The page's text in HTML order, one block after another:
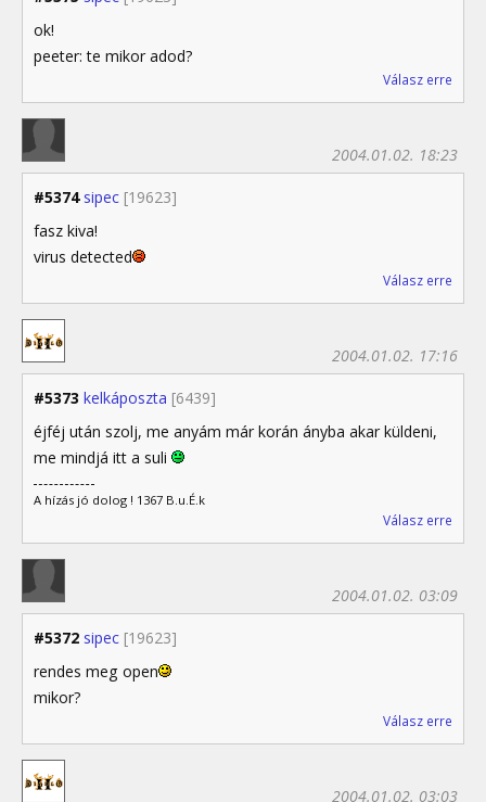
ok!
peeter: te mikor adod?
Válasz erre
#5374 sipec [19623]
2004.01.02. 18:23
fasz kiva!
virus detected
Válasz erre
#5373 kelkáposzta [6439]
2004.01.02. 17:16
éjféj után szolj, me anyám már korán ányba akar küldeni,
me mindjá itt a suli
A hízás jó dolog ! 1367 B.u.É.k
Válasz erre
#5372 sipec [19623]
2004.01.02. 03:09
rendes meg open
mikor?
Válasz erre
2004.01.02. 03:03